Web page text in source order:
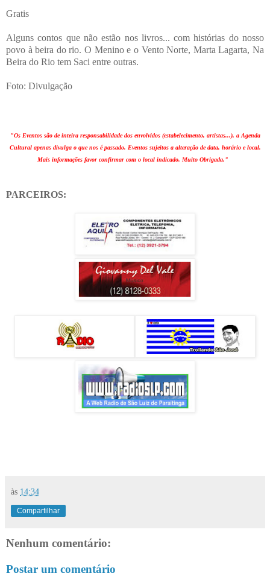
Gratis
Alguns contos que não estão nos livros... com histórias do nosso
povo à beira do rio. O Menino e o Vento Norte, Marta Lagarta, Na
Beira do Rio tem Saci entre outras.
Foto: Divulgação
"Os Eventos são de inteira responsabilidade dos envolvidos (estabelecimento, artistas...), a Agenda
Cultural apenas divulga o que nos é passado. Eventos sujeitos a alteração de data, horário e local.
Mais informações favor confirmar com o local indicado. Muito Obrigada."
PARCEIROS:
às 14:34
Compartilhar
Nenhum comentário:
Postar um comentário